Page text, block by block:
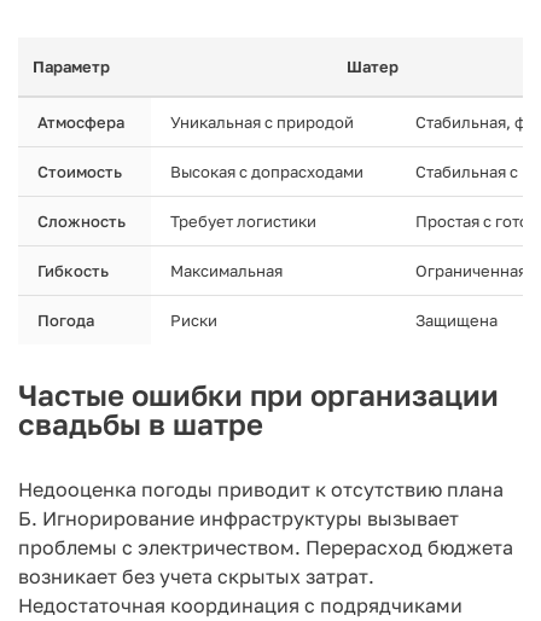
Параметр Шатер
Атмосфера Уникальная с природой Стабильная,
Стоимость Высокая с допрасходами Стабильная с
Сложность Требует логистики Простая с
Гибкость Максимальная Ограниченная
Погода Риски Защищена
Частые ошибки при организации
свадьбы в шатре
Недооценка погоды приводит к отсутствию плана
Б. Игнорирование инфраструктуры вызывает
проблемы с электричеством. Перерасход бюджета
возникает без учета скрытых затрат.
Недостаточная координация с подрядчиками